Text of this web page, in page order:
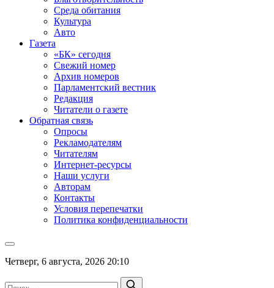
Среда обитания
Культура
Авто
Газета
«БК» сегодня
Свежий номер
Архив номеров
Парламентский вестник
Редакция
Читатели о газете
Обратная связь
Опросы
Рекламодателям
Читателям
Интернет-ресурсы
Наши услуги
Авторам
Контакты
Условия перепечатки
Политика конфиденциальности
Четверг, 6 августа, 2026 20:10